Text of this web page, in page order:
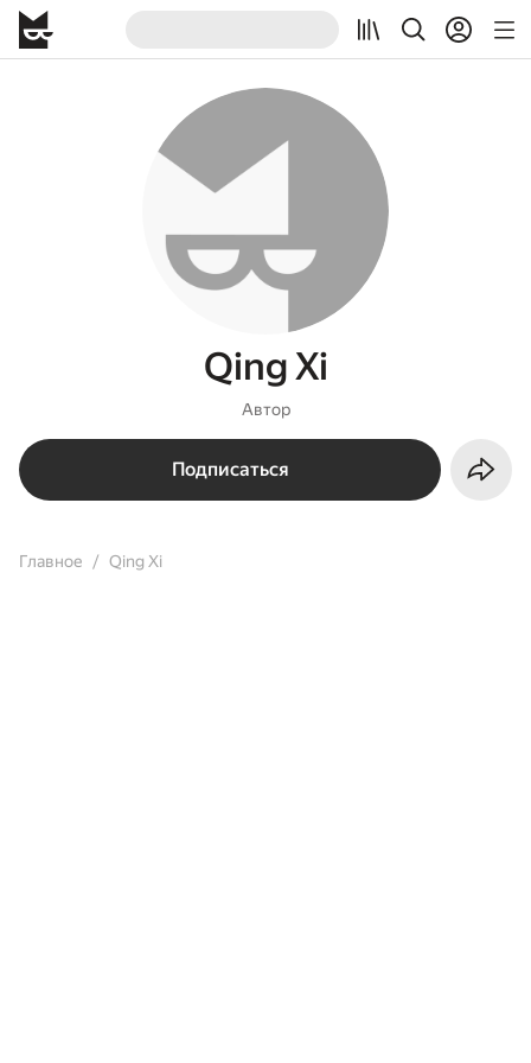
Qing Xi
Автор
Подписаться
Главное Qing Xi